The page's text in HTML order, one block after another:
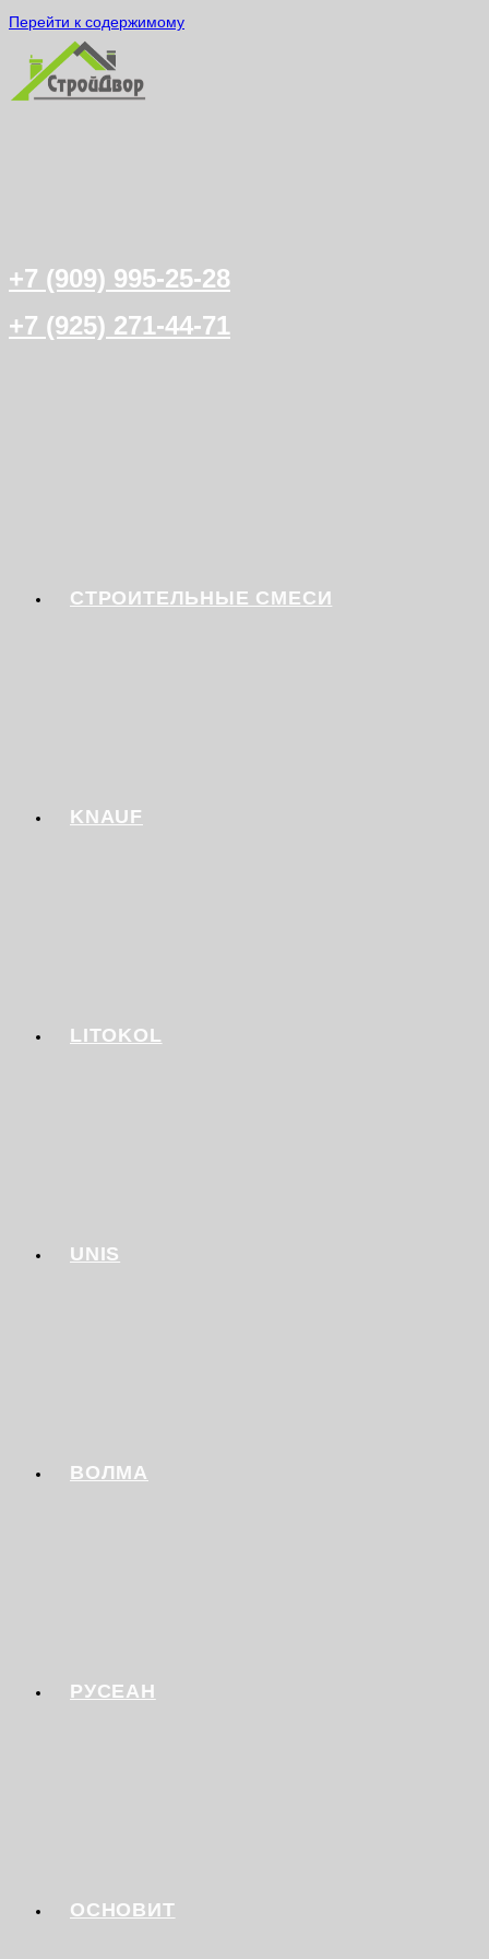
Перейти к содержимому
+7 (909) 995-25-28
+7 (925) 271-44-71
СТРОИТЕЛЬНЫЕ СМЕСИ
KNAUF
LITOKOL
UNIS
ВОЛМА
РУСЕАН
ОСНОВИТ